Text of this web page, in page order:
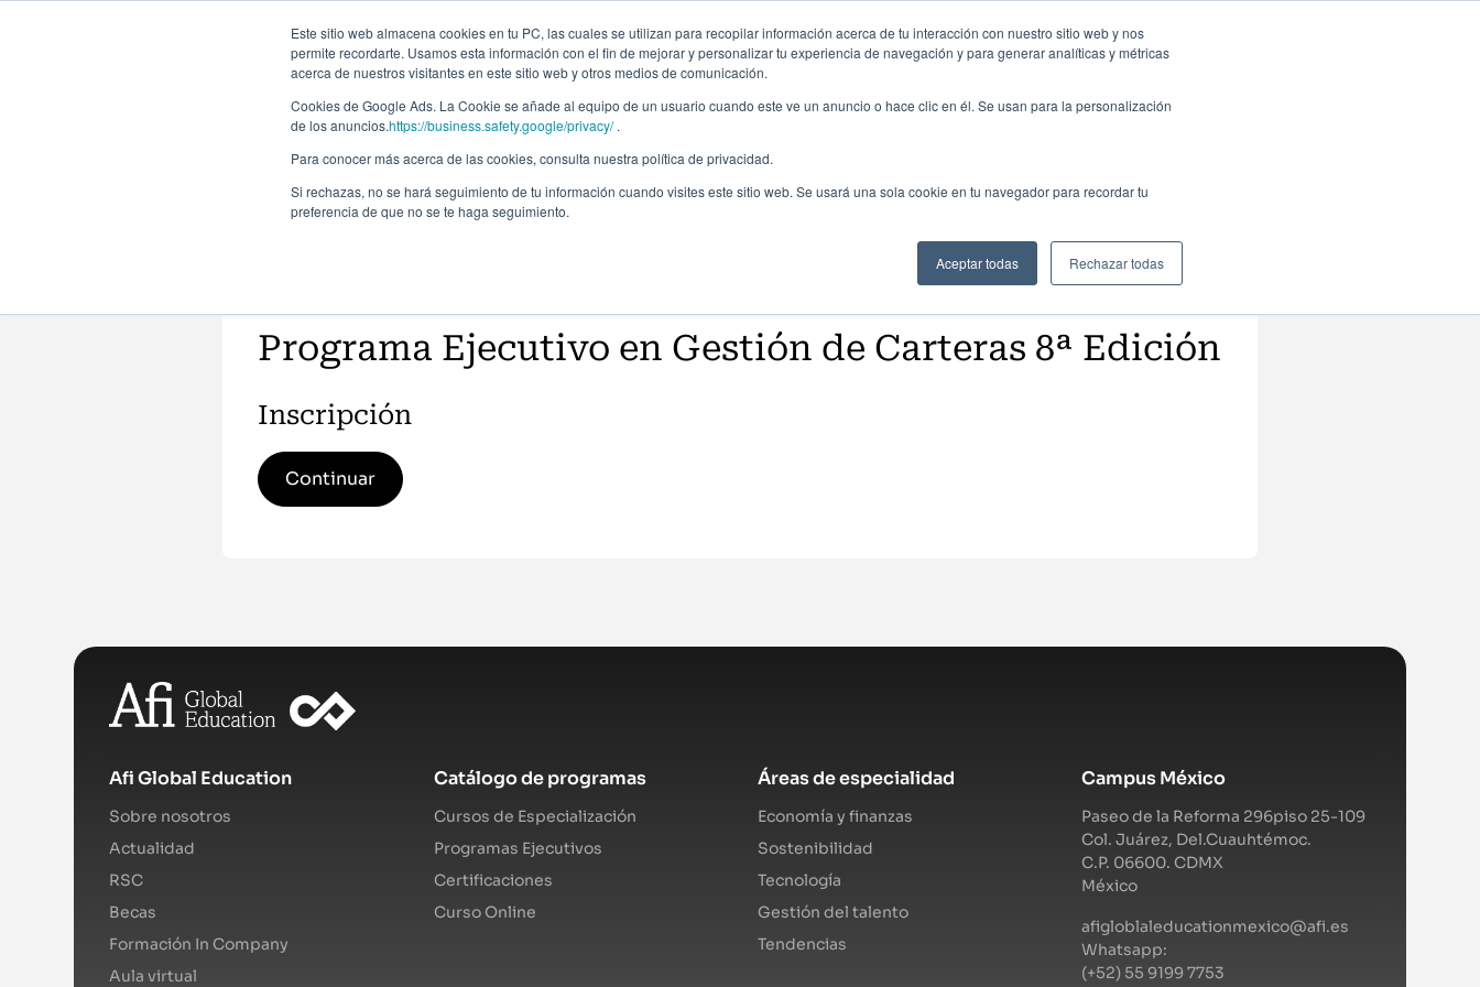
Este sitio web almacena cookies en tu PC, las cuales se utilizan para recopilar información acerca de tu interacción con nuestro sitio web y nos
permite recordarte. Usamos esta información con el fin de mejorar y personalizar tu experiencia de navegación y para generar analíticas y métricas
acerca de nuestros visitantes en este sitio web y otros medios de comunicación.
Cookies de Google Ads. La Cookie se añade al equipo de un usuario cuando este ve un anuncio o hace clic en él. Se usan para la personalización
de los anuncios.https://business.safety.google/privacy/.
Para conocer más acerca de las cookies, consulta nuestra política de privacidad.
Si rechazas, no se hará seguimiento de tu información cuando visites este sitio web. Se usará una sola cookie en tu navegador para recordar tu
preferencia de que no se te haga seguimiento.
Aceptar todas Rechazar todas
Programa Ejecutivo en Gestión de Carteras 8ª Edición
Inscripción
Continuar
Afi Global Education
Sobre nosotros
Actualidad
RSC
Becas
Formación In Company
Aula virtual
Catálogo de programas
Cursos de Especialización
Programas Ejecutivos
Certificaciones
Curso Online
Áreas de especialidad
Economía y finanzas
Sostenibilidad
Tecnología
Gestión del talento
Tendencias
Campus México
Paseo de la Reforma 296piso 25-109
Col. Juárez, Del.Cuauhtémoc.
C.P. 06600. CDMX
México
afigloblaleducationmexico@afi.es
Whatsapp:
(+52) 55 9199 7753